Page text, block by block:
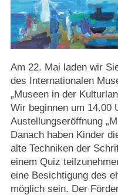
Willkommen in
Strasburger
Welcome to Strasburg
Ласкаво просимо до
شتراسبورغ (أوكرمارك)
Bine ați venit în
Am 22. Mai laden wir
des Internationalen
„Museen in der
Wir beginnen um 14.00
Austellungseröffnung
Danach haben Kinder
alte Techniken der
einem Quiz
eine Besichtigung des
möglich sein. Der